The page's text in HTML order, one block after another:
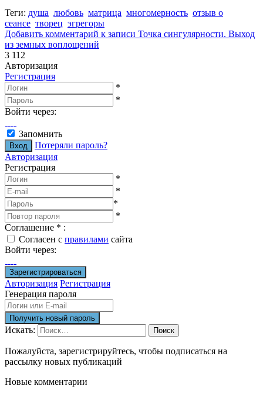
Теги: душа любовь матрица многомерность отзыв о
сеансе творец эгрегоры
Добавить комментарий к записи Точка сингулярности. Выход
из земных воплощений
3 112
Авторизация
Регистрация
*
*
Войти через:
Запомнить
Потеряли пароль?
Авторизация
Регистрация
*
*
*
*
Соглашение * :
Согласен с правилами сайта
Войти через:
Авторизация Регистрация
Генерация пароля
Искать: Поиск
Пожалуйста, зарегистрируйтесь, чтобы подписаться на
рассылку новых публикаций
Новые комментарии